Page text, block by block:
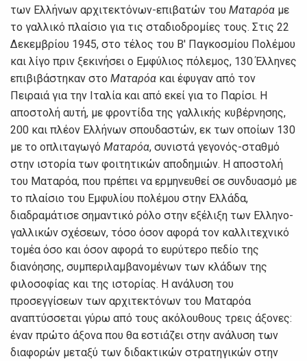
των Ελλήνων αρχιτεκτόνων-επιβατών του Ματαρόα με
το γαλλικό πλαίσιο για τις σταδιοδρομίες τους. Στις 22
Δεκεμβρίου 1945, στο τέλος του Β' Παγκοσμίου Πολέμου
και λίγο πριν ξεκινήσει ο Εμφύλιος πόλεμος, 130 Έλληνες
επιβιβάστηκαν στο Ματαρόα και έφυγαν από τον
Πειραιά για την Ιταλία και από εκεί για το Παρίσι. Η
αποστολή αυτή, με φροντίδα της γαλλικής κυβέρνησης,
200 και πλέον Ελλήνων σπουδαστών, εκ των οποίων 130
με το οπλιταγωγό Ματαρόα, συνιστά γεγονός-σταθμό
στην ιστορία των φοιτητικών αποδημιών. Η αποστολή
του Ματαρόα, που πρέπει να ερμηνευθεί σε συνδυασμό με
το πλαίσιο του Εμφυλίου πολέμου στην Ελλάδα,
διαδραμάτισε σημαντικό ρόλο στην εξέλιξη των Ελληνο-
γαλλικών σχέσεων, τόσο όσον αφορά τον καλλιτεχνικό
τομέα όσο και όσον αφορά το ευρύτερο πεδίο της
διανόησης, συμπεριλαμβανομένων των κλάδων της
φιλοσοφίας και της ιστορίας. Η ανάλυση του
προσεγγίσεων των αρχιτεκτόνων του Ματαρόα
αναπτύσσεται γύρω από τους ακόλουθους τρεις άξονες:
έναν πρώτο άξονα που θα εστιάζει στην ανάλυση των
διαφορών μεταξύ των διδακτικών στρατηγικών στην